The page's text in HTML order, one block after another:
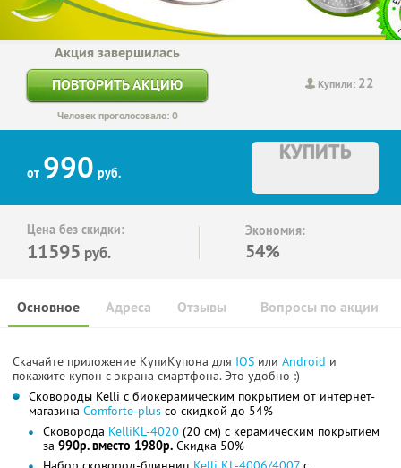
Купили: 22
Акция завершилась
ПОВТОРИТЬ АКЦИЮ
Человек проголосовало: 0
от 990 руб.
КУПИТЬ
Цена без скидки:
11595 руб.
Экономия:
54%
Основное Отзывы Вопросы по акции
Адреса
Скачайте приложение КупиКупона для IOS или Android и
покажите купон с экрана смартфона. Это удобно :)
Сковороды Kelli c биокерамическим покрытием от интернет-
магазина Comforte-plus со скидкой до 54%
Сковорода KelliKL-4020 (20 см) с керамическим покрытием
за 990р. вместо 1980р. Скидка 50%